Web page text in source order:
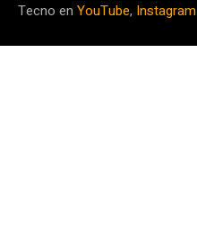
Tecno en YouTube, Instagram